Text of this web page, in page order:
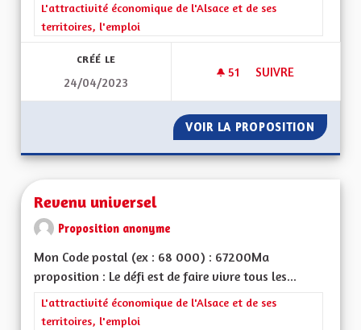
Filtrer les résultats de la catégorie : L'attractivité
L'attractivité économique de l'Alsace et de ses
territoires, l'emploi
CRÉÉ LE
24/04/2023
51 51 ABONNÉS
SUIVRE
VOIR LA PROPOSITION
Revenu universel
Proposition anonyme
Mon Code postal (ex : 68 000) : 67200Ma
proposition : Le défi est de faire vivre tous les...
Filtrer les résultats de la catégorie : L'attractivité
L'attractivité économique de l'Alsace et de ses
territoires, l'emploi